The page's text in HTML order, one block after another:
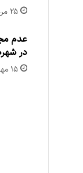
۲۵ مرداد‌ماه ۱۴۰۱
عدم
در
۱۵ مهر‌ماه ۱۳۹۸